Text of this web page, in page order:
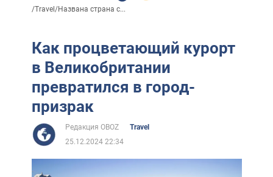
/Travel/Названа страна с...
Как процветающий курорт
в Великобритании
превратился в город-
призрак
Редакция OBOZ
Travel
25.12.2024 22:34